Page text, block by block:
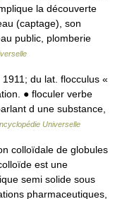
la découverte
(captage), son
public, plomberie
du lat. flocculus «
● floculer verbe
d une substance,
Universelle
colloïdale de globules
est une
semi solide sous
pharmaceutiques,